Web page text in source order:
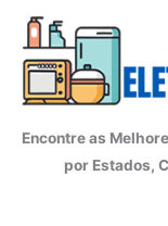
conteúdo
Encontre as
por Estados,